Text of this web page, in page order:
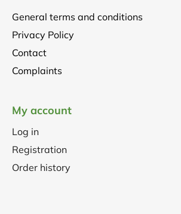
General terms and conditions
Privacy Policy
Contact
Complaints
My account
Log in
Registration
Order history